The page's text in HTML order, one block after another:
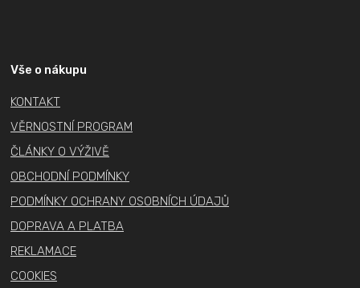
Vše o nákupu
KONTAKT
VĚRNOSTNÍ PROGRAM
ČLÁNKY O VÝŽIVĚ
OBCHODNÍ PODMÍNKY
PODMÍNKY OCHRANY OSOBNÍCH ÚDAJŮ
DOPRAVA A PLATBA
REKLAMACE
COOKIES